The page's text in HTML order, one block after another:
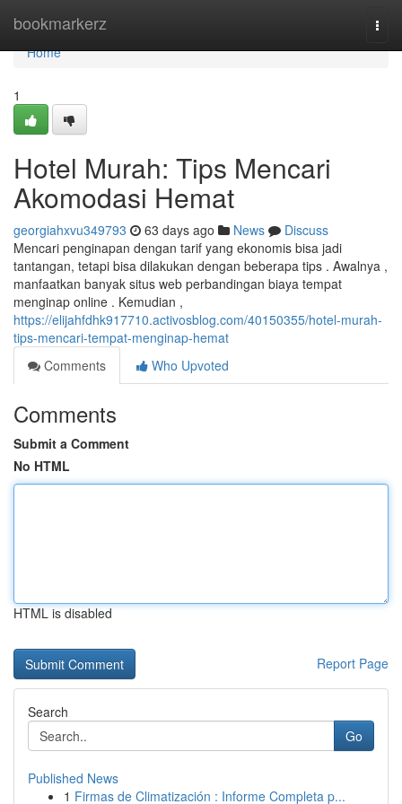
bookmarkerz
Home
Home
1
Hotel Murah: Tips Mencari
Akomodasi Hemat
georgiahxvu349793 63 days ago News
Discuss
Mencari penginapan dengan tarif yang ekonomis bisa jadi
tantangan, tetapi bisa dilakukan dengan beberapa tips . Awalnya ,
manfaatkan banyak situs web perbandingan biaya tempat
menginap online . Kemudian ,
https://elijahfdhk917710.activosblog.com/40150355/hotel-murah-
tips-mencari-tempat-menginap-hemat
Comments
Who Upvoted
Comments
Submit a Comment
No HTML
HTML is disabled
Report Page
Search
Go
Published News
1 Firmas de Climatización : Informe Completa p...